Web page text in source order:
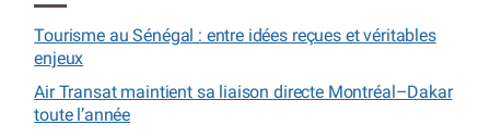
Tourisme au Sénégal : entre idées reçues et véritables
enjeux
Air Transat maintient sa liaison directe Montréal–Dakar
toute l’année